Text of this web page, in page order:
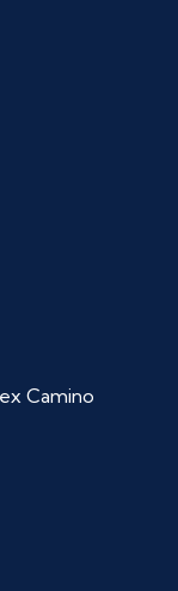
Camino